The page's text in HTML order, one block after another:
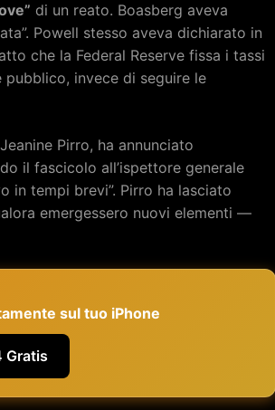
di un reato. Boasberg aveva
Powell stesso aveva dichiarato in
che la Federal Reserve fissa i tassi
pubblico, invece di seguire le
Pirro, ha annunciato
il fascicolo all’ispettore generale
in tempi brevi”. Pirro ha lasciato
emergessero nuovi elementi —
sul tuo iPhone
Gratis